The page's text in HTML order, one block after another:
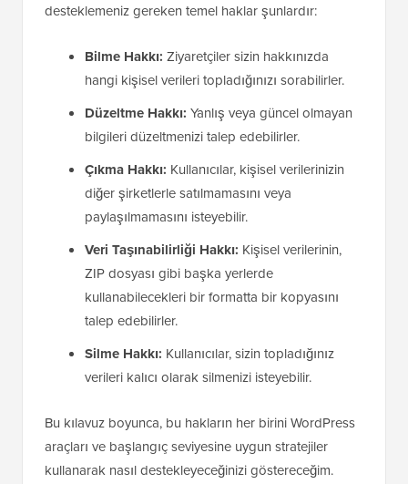
desteklemeniz gereken temel haklar şunlardır:
Bilme Hakkı: Ziyaretçiler sizin hakkınızda
hangi kişisel verileri topladığınızı sorabilirler.
Düzeltme Hakkı: Yanlış veya güncel olmayan
bilgileri düzeltmenizi talep edebilirler.
Çıkma Hakkı: Kullanıcılar, kişisel verilerinizin
diğer şirketlerle satılmamasını veya
paylaşılmamasını isteyebilir.
Veri Taşınabilirliği Hakkı: Kişisel verilerinin,
ZIP dosyası gibi başka yerlerde
kullanabilecekleri bir formatta bir kopyasını
talep edebilirler.
Silme Hakkı: Kullanıcılar, sizin topladığınız
verileri kalıcı olarak silmenizi isteyebilir.
Bu kılavuz boyunca, bu hakların her birini WordPress
araçları ve başlangıç seviyesine uygun stratejiler
kullanarak nasıl destekleyeceğinizi göstereceğim.